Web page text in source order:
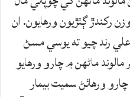
جون 30 ڪلو وزن رکندڙ ڳٺڙيون ورهايون. ان
رند چيو ته يوسي مسڻ
ماڻھن ۾ چارو ورهايو
ورهائڻ سميت بيمار